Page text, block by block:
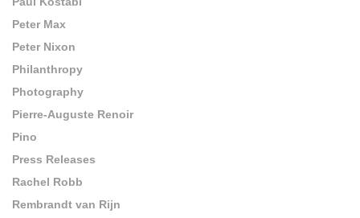
Peter Max
Peter Nixon
Philanthropy
Photography
Pierre-Auguste Renoir
Pino
Press Releases
Rachel Robb
Rembrandt van Rijn